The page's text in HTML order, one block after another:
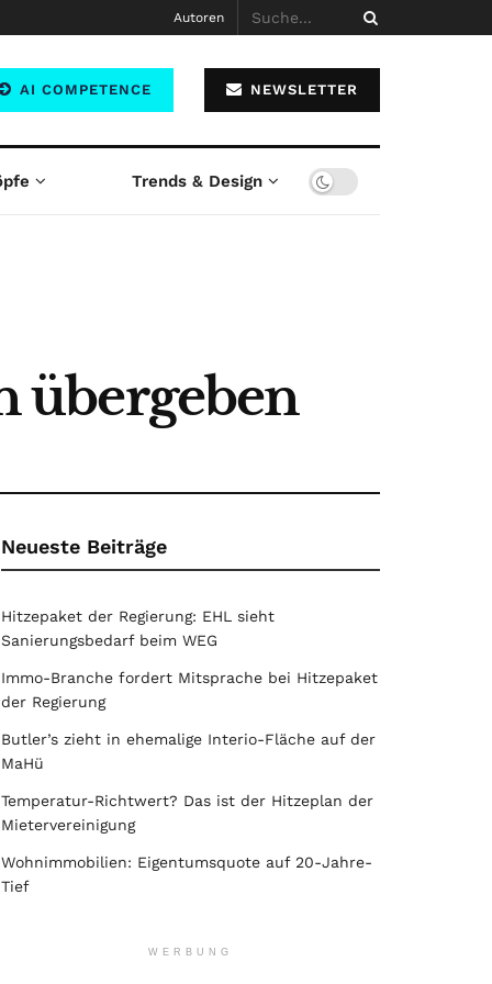
Autoren
AI COMPETENCE NEWSLETTER
Trends & Design
übergeben
Neueste Beiträge
Hitzepaket der Regierung: EHL sieht
Sanierungsbedarf beim WEG
Immo-Branche fordert Mitsprache bei Hitzepaket
der Regierung
Butler’s zieht in ehemalige Interio-Fläche auf der
MaHü
Temperatur-Richtwert? Das ist der Hitzeplan der
Mietervereinigung
Wohnimmobilien: Eigentumsquote auf 20-Jahre-
Tief
WERBUNG